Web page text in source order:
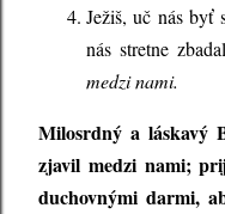
Ježiš, uč nás byť
nás stretne
medzi nami.
Milosrdný a láskavý
zjavil medzi nami;
duchovnými darmi,